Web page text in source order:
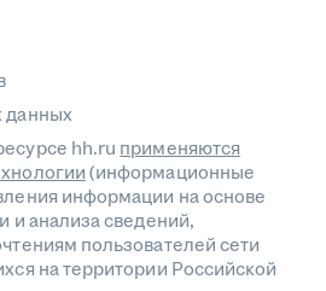
данных
hh.ru применяются
(информационные
информации на основе
и анализа сведений,
пользователей сети
на территории Российской